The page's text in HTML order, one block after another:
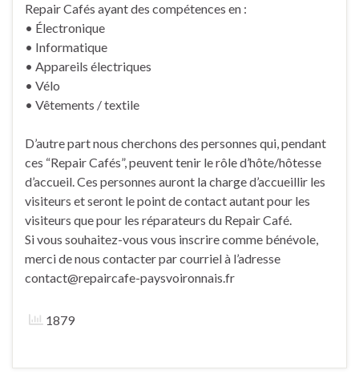
Repair Cafés ayant des compétences en :
• Électronique
• Informatique
• Appareils électriques
• Vélo
• Vêtements / textile
D’autre part nous cherchons des personnes qui, pendant
ces “Repair Cafés”, peuvent tenir le rôle d’hôte/hôtesse
d’accueil. Ces personnes auront la charge d’accueillir les
visiteurs et seront le point de contact autant pour les
visiteurs que pour les réparateurs du Repair Café.
Si vous souhaitez-vous vous inscrire comme bénévole,
merci de nous contacter par courriel à l’adresse
contact@repaircafe-paysvoironnais.fr
1879